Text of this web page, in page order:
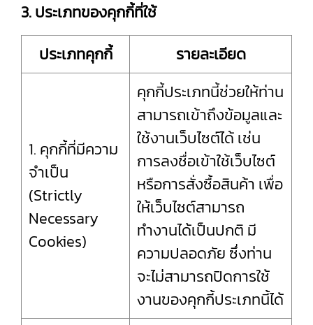
3. ประเภทของคุกกี้ที่ใช้
ประเภทคุกกี้
รายละเอียด
1. คุกกี้ที่มีความ
จำเป็น
(Strictly
Necessary
Cookies)
คุกกี้ประเภทนี้ช่วยให้ท่าน
สามารถเข้าถึงข้อมูลและ
ใช้งานเว็บไซต์ได้ เช่น
การลงชื่อเข้าใช้เว็บไซต์
หรือการสั่งซื้อสินค้า เพื่อ
ให้เว็บไซต์สามารถ
ทำงานได้เป็นปกติ มี
ความปลอดภัย ซึ่งท่าน
จะไม่สามารถปิดการใช้
งานของคุกกี้ประเภทนี้ได้